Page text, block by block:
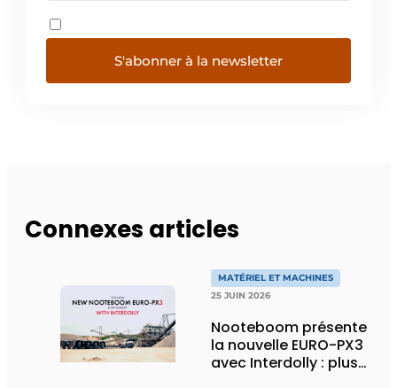
S'abonner à la newsletter
Connexes articles
MATÉRIEL ET MACHINES
25 JUIN 2026
Nooteboom présente
la nouvelle EURO-PX3
avec Interdolly : plus